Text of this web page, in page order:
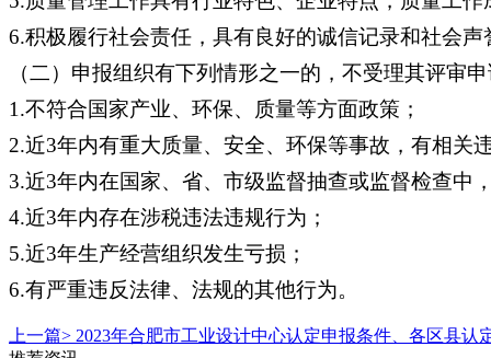
6.积极履行社会责任，具有良好的诚信记录和社会声
（二）申报组织有下列情形之一的，不受理其评审
1.不符合国家产业、环保、质量等方面政策；
2.近3年内有重大质量、安全、环保等事故，有相关
3.近3年内在国家、省、市级监督抽查或监督检查中
4.近3年内存在涉税违法违规行为；
5.近3年生产经营组织发生亏损；
6.有严重违反法律、法规的其他行为。
上一篇> 2023年合肥市工业设计中心认定申报条件、各区县认